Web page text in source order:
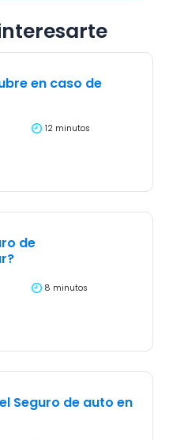
en caso de
12 minutos
de
8 minutos
Seguro de auto en